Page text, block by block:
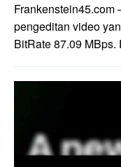
Frankenstein45.com
pengeditan video
BitRate 87.09